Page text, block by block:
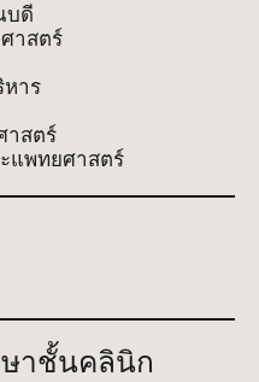
บดี
าสตร์
หาร
สตร์
แพทยศาสตร์
าชั้นคลินิก